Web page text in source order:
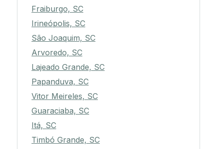
Fraiburgo, SC
Irineópolis, SC
São Joaquim, SC
Arvoredo, SC
Lajeado Grande, SC
Papanduva, SC
Vitor Meireles, SC
Guaraciaba, SC
Itá, SC
Timbó Grande, SC